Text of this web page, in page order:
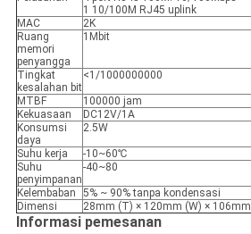
1 10/100M RJ45 uplink
MAC
2K
Ruang
memori
penyangga
1Mbit
Tingkat
kesalahan bit
<1/1000000000
MTBF
100000 jam
Kekuasaan
DC12V/1A
Konsumsi
daya
2.5W
Suhu kerja
-10~60℃
Suhu
penyimpanan
-40~80
Kelembaban
5% ~ 90% tanpa kondensasi
Dimensi
28mm (T) × 120mm (W) × 106mm
Informasi pemesanan